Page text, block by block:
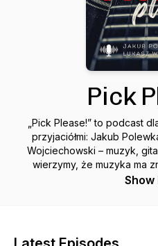
Pick
„Pick Please!” to podcast
przyjaciółmi: Jakub
Wojciechowski – muzyk,
wierzymy, że muzyka ma
rozmowy głównie krążąShow